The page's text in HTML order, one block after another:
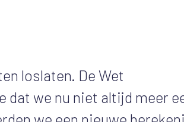
loslaten. De Wet
dat we nu niet altijd meer